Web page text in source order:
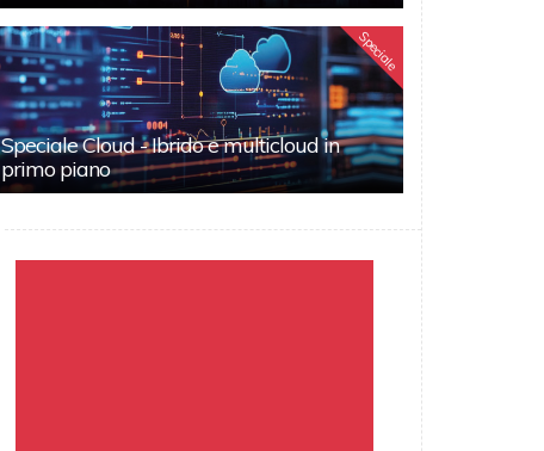
Speciale
Speciale Cloud - Ibrido e multicloud in
primo piano